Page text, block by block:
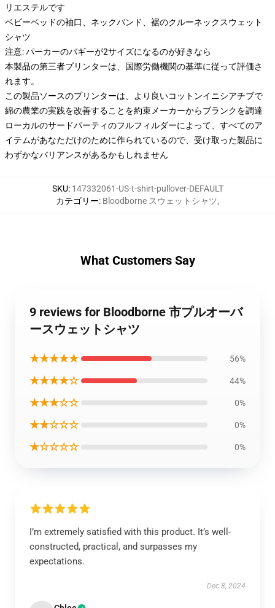
リエステルです
ベビーベッドの袖口、ネックバンド、裾のクルーネックスウェット
シャツ
注意: パーカーのバギーが2サイズになるのが好きなら
本製品の第三者プリンターは、国際労働機関の基準に従って評価さ
れます。
この製品ソースのプリンターは、より良いコットンイニシアチブで
綿の農業の実践を改善することを約束メーカーからブランクを調達
ローカルのサードパーティのフルフィルダーによって、すべてのア
イテムがあなただけのために作られているので、受け取った製品に
わずかなバリアンスがあるかもしれません
SKU: 147332061-US-t-shirt-pullover-DEFAULT
カテゴリー: Bloodborne スウェットシャツ,
What Customers Say
9 reviews for Bloodborne 市プルオーバ
ースウェットシャツ
★★★★★ 56%
★★★★☆ 44%
★★★☆☆ 0%
★★☆☆☆ 0%
★☆☆☆☆ 0%
I’m extremely satisfied with this product. It’s well-
constructed, practical, and surpasses my
expectations.
Dec 8, 2024